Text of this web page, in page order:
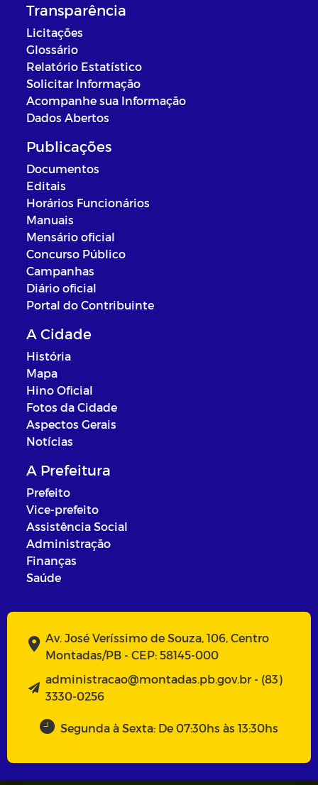
Transparência
Licitações
Glossário
Relatório Estatístico
Solicitar Informação
Acompanhe sua Informação
Dados Abertos
Publicações
Documentos
Editais
Horários Funcionários
Manuais
Mensário oficial
Concurso Público
Campanhas
Diário oficial
Portal do Contribuinte
A Cidade
História
Mapa
Hino Oficial
Fotos da Cidade
Aspectos Gerais
Notícias
A Prefeitura
Prefeito
Vice-prefeito
Assistência Social
Administração
Finanças
Saúde
Av. José Veríssimo de Souza, 106, Centro
Montadas/PB - CEP: 58145-000
administracao@montadas.pb.gov.br - (83)
3330-0256
Segunda à Sexta: De 07:30hs às 13:30hs